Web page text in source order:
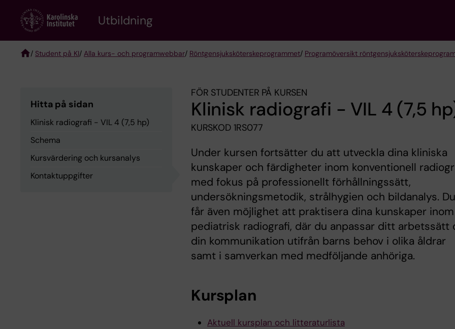
content
Utbildning
/ Student på KI/ Alla kurs- och programwebbar/ Röntgen­sjuk­sköterske­programmet/ Programöversikt
Hitta på sidan
Klinisk radiografi - VIL 4 (7,5 hp)
Schema
Kursvärdering och kursanalys
Kontaktuppgifter
FÖR STUDENTER PÅ KURSEN
Klinisk radiografi - VIL 4 (7,5
KURSKOD 1RS077
Under kursen fortsätter du att utveckla dina kliniska
kunskaper och färdigheter inom konventionell
med fokus på professionellt förhållningssätt,
undersökningsmetodik, strålhygien och bildanalys. Du
får även möjlighet att praktisera dina kunskaper inom
pediatrisk radiografi, där du anpassar ditt arbetssätt
din kommunikation utifrån barns behov i olika åldrar
samt i samverkan med medföljande anhöriga.
Kursplan
Aktuell kursplan och litteraturlista